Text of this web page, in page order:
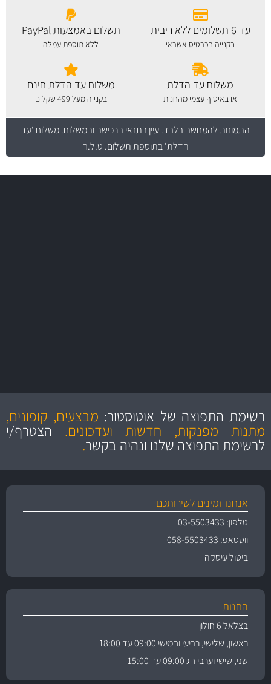
עד 6 תשלומים ללא ריבית
בקנייה בכרטיס אשראי
תשלום באמצעות PayPal
ללא תוספת עמלה
משלוח עד הדלת
או באיסוף עצמי מהחנות
משלוח עד הדלת חינם
בקנייה מעל 499 שקלים
התמונות להמחשה בלבד.עיין בתנאי הרכישה והמשלוח. משלוח 'עד
הדלת' בתוספת תשלום. ט.ל.ח
מקצועיות
ושירות מצויין
מחירים
הוגנים
והיצע מוצרים איכותירשימת התפוצה של אוטוסטור: מבצעים, קופונים,
מתנות מפנקות, חדשות ועדכונים. הצטרף/י
לרשימת התפוצה שלנו ונהיה בקשר.
אנחנו זמינים לשירותכם
טלפון: 03-5503433
ווטסאפ: 058-5503433
ביטול עיסקה
החנות
בצלאל 6 חולון
ראשון, שלישי, רביעי וחמישי 09:00 עד 18:00
שני, שישי וערבי חג 09:00 עד 15:00